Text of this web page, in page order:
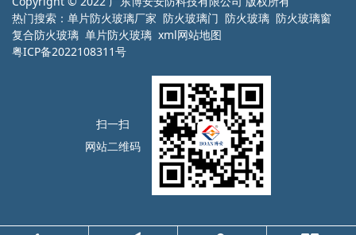
热门搜索： 单片防火玻璃厂家 防火玻璃门 防火玻璃 防火玻璃窗
复合防火玻璃 单片防火玻璃 xml网站地图
粤ICP备2022108311号
扫一扫
网站二维码